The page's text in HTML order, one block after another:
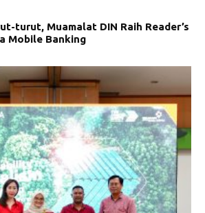
turut, Muamalat DIN Raih Reader’s
Mobile Banking